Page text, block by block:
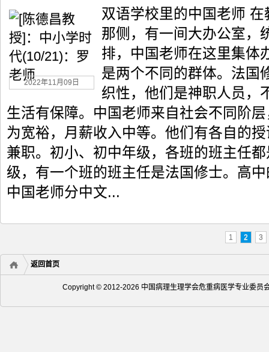
中
学
时
代
(10/21)：
罗
师
2022年11月09日
双语学校里的中国老师
那侧，有一间大办公室，
排，中国老师在这里集体
是两个不同的群体。法国
织性，他们是神职人员，
生活有保障。中国老师来自社会不同阶
为宽裕，月薪收入中等。他们有各自的
兼职。初小、初中年级，各班的班主任
级，有一个班的班主任是法国修士。高
中国老师分中文...
1 2 3
返回首页
Copyright © 2012-2026 中国病理生理学会危重病医学专业委